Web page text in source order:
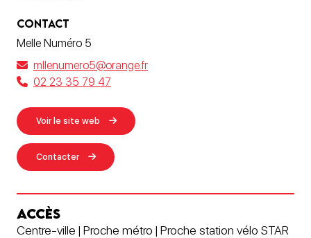
CONTACT
Melle Numéro 5
mllenumero5@orange.fr
02 23 35 79 47
Voir le site web
Contacter
ACCÈS
Centre-ville | Proche métro | Proche station vélo STAR